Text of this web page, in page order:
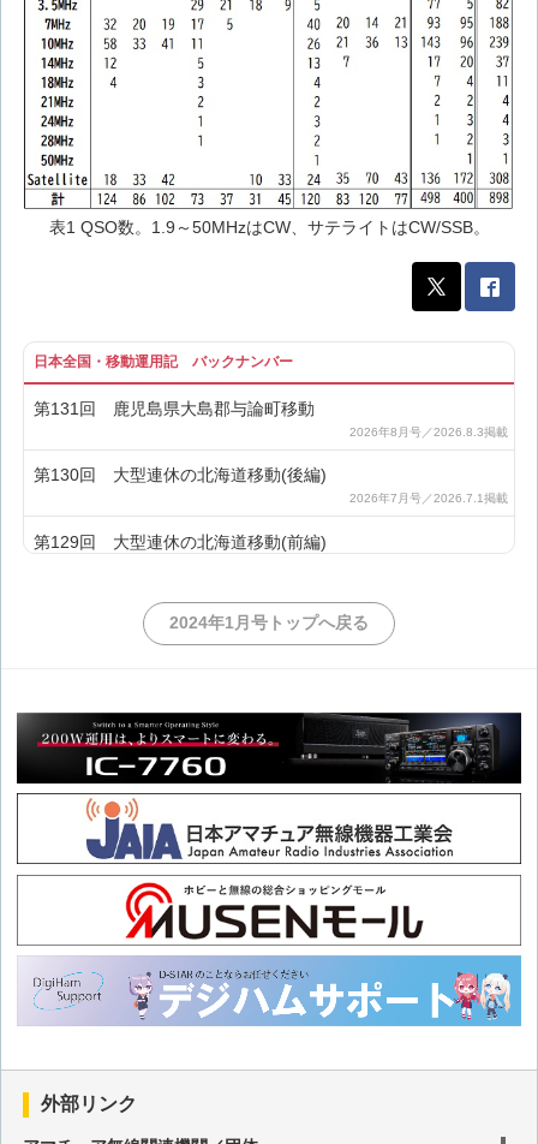
表1 QSO数。1.9～50MHzはCW、サテライトはCW/SSB。
日本全国・移動運用記 バックナンバー
第131回 鹿児島県大島郡与論町移動
第130回 大型連休の北海道移動(後編)
第129回 大型連休の北海道移動(前編)
第128回 鹿児島郡十島村移動
第126回 横浜市・川崎市移動
第125回 年末年始の九州北部移動
第124回 山梨県移動
第123回 徳之島移動(3回目)
第122回 徒歩による東京都大島町移動
第121回 岩手県北部移動(後編)
第120回 岩手県北部移動(前編)
2024年1月号トップへ戻る
外部リンク